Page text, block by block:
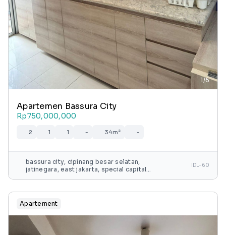
1/6
Apartemen Bassura City
Rp750,000,000
2 1 1 - 34m² -
bassura city, cipinang besar selatan,
jatinegara, east jakarta, special capital
IDL-60
Apartement